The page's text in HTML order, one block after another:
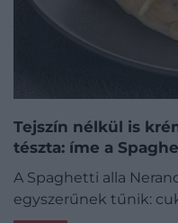
Tejszín nélkül is
tészta: íme a
A Spaghetti alla
egyszerűnek tűnik: